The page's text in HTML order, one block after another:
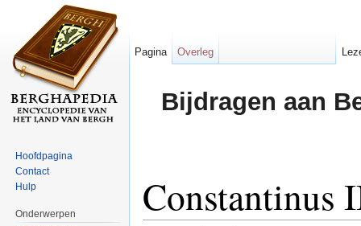
Bijdragen aan
Constantinus
Pagina Overleg
Hoofdpagina
Contact
Hulp
Onderwerpen